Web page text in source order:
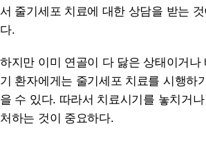
서 줄기세포 치료에 대한 상담을 받는
다.
하지만 이미 연골이 다 닳은 상태이거나
기 환자에게는 줄기세포 치료를 시행하
을 수 있다. 따라서 치료시기를 놓치거
처하는 것이 중요하다.